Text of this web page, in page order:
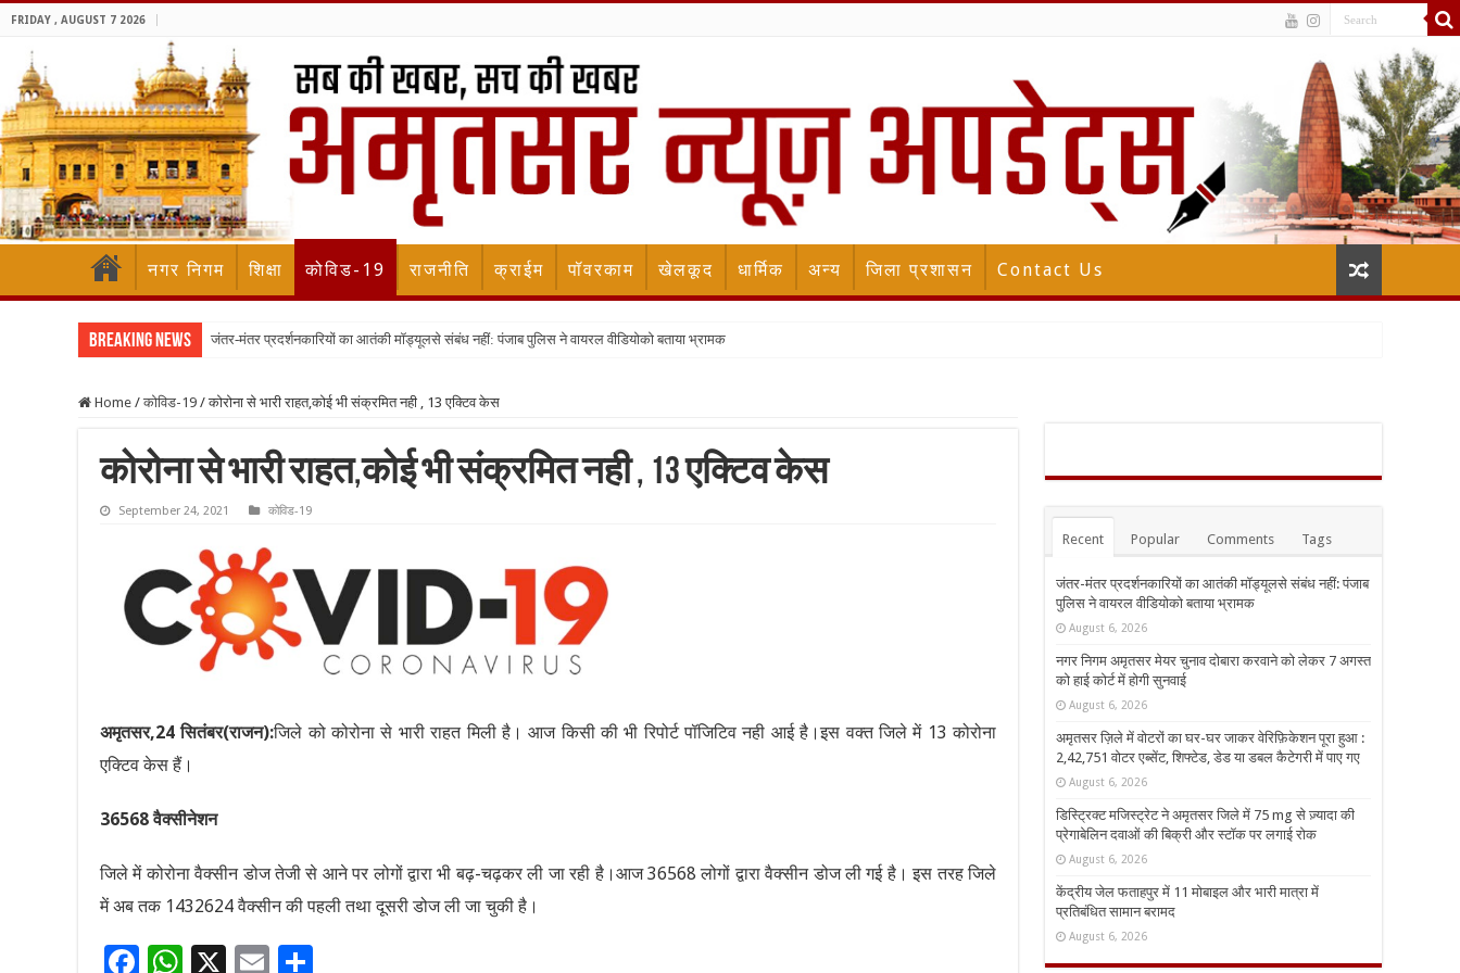
FRIDAY , AUGUST 7 2026
नगर निगम शिक्षा कोविड-19 राजनीति क्राईम पॉवरकाम खेलकूद धार्मिक अन्य जिला प्रशासन Contact Us
Breaking News जंतर-मंतर प्रदर्शनकारियों का आतंकी मॉड्यूलसे संबंध नहीं: पंजाब पुलिस ने वायरल वीडियोको बताया भ्रामक
Home / कोविड-19 / कोरोना से भारी राहत,कोई भी संक्रमित नही , 13 एक्टिव केस
कोरोना से भारी राहत,कोई भी संक्रमित नही , 13 एक्टिव केस
September 24, 2021 कोविड-19
अमृतसर,24 सितंबर(राजन):जिले को कोरोना से भारी राहत मिली है। आज किसी की भी रिपोर्ट पॉजिटिव नही आई है।इस वक्त जिले में 13 कोरोना
एक्टिव केस हैं।
36568 वैक्सीनेशन
जिले में कोरोना वैक्सीन डोज तेजी से आने पर लोगों द्वारा भी बढ़-चढ़कर ली जा रही है।आज 36568 लोगों द्वारा वैक्सीन डोज ली गई है। इस तरह जिले
में अब तक 1432624 वैक्सीन की पहली तथा दूसरी डोज ली जा चुकी है।
F
W X
E
Recent Popular Comments Tags
जंतर-मंतर प्रदर्शनकारियों का आतंकी मॉड्यूलसे संबंध नहीं: पंजाब
पुलिस ने वायरल वीडियोको बताया भ्रामक
August 6, 2026
नगर निगम अमृतसर मेयर चुनाव दोबारा करवाने को लेकर 7 अगस्त
को हाई कोर्ट में होगी सुनवाई
August 6, 2026
अमृतसर ज़िले में वोटरों का घर-घर जाकर वेरिफ़िकेशन पूरा हुआ :
2,42,751 वोटर एब्सेंट, शिफ्टेड, डेड या डबल कैटेगरी में पाए गए
August 6, 2026
डिस्ट्रिक्ट मजिस्ट्रेट ने अमृतसर जिले में 75 mg से ज़्यादा की
प्रेगाबेलिन दवाओं की बिक्री और स्टॉक पर लगाई रोक
August 6, 2026
केंद्रीय जेल फताहपुर में 11 मोबाइल और भारी मात्रा में
प्रतिबंधित सामान बरामद
August 6, 2026